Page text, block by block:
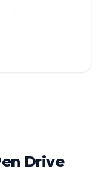
Drive